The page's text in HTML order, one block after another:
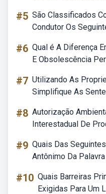
#5 São Classificados
Condutor Os
#6 Qual é A Diferença
E Obsolescência
#7 Utilizando As
Simplifique As
#8 Autorização
Interestadual De
#9 Quais Das
Antônimo Da
#10 Quais Barreiras
Exigidas Para Um